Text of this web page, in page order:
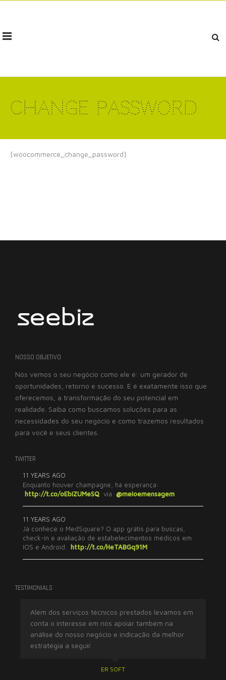
Change Password
[woocommerce_change_password]
NOSSO OBJETIVO
Nós vemos o seu negócio como ele é: um gerador de
oportunidades, retorno e sucesso. E é exatamente isso que
oferecemos, a transformação do seu potencial em
realidade. Saiba como buscamos soluções para as
necessidades do seu negócio e como trazemos resultados
para você e seus clientes.
TWITTER
11 YEARS AGO
Enquanto houver champagne, há esperança:
http://t.co/oEbiZUMeSQ via @meioemensagem
11 YEARS AGO
Já conhece o MedSquare? O app grátis para buscas,
check-in e avaliação de estabelecimentos médicos em
IOS e Android. http://t.co/HeTABGq91M
TESTIMONIALS
Além dos serviços técnicos prestados levamos em
conta o interesse em nos apoiar também na
análise do nosso negócio e indicação da melhor
estratégia a seguir.
ER SOFT